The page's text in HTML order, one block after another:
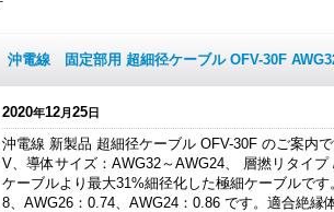
沖電線 固定部用 超細径ケーブル OFV-30F
2020年12月25日
沖電線 新製品 超細径ケーブル OFV-30F のご案内
V、導体サイズ：AWG32～AWG24、 層撚リタイ
ケーブルより最大31%細径化した極細ケーブルで
8、AWG26：0.74、AWG24：0.86 です。適合絶